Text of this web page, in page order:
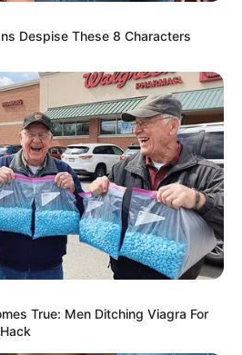
ist die Burg mit ihrer
Aussicht ein typisches
des 19. Jahrhunderts.
am Rhein
gehört mit ihrer Altstadt,
und Schlössern, der
Drosselgasseund der oberhalb
der
Germaniazu den
Deutschlands.
mit Germania-Statue
Despise These 8 Characters
True: Men Ditching Viagra For